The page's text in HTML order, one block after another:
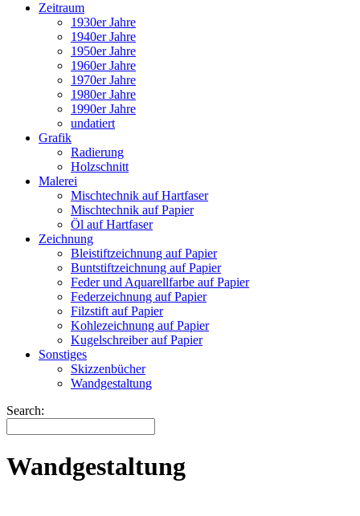
Zeitraum
1930er Jahre
1940er Jahre
1950er Jahre
1960er Jahre
1970er Jahre
1980er Jahre
1990er Jahre
undatiert
Grafik
Radierung
Holzschnitt
Malerei
Mischtechnik auf Hartfaser
Mischtechnik auf Papier
Öl auf Hartfaser
Zeichnung
Bleistiftzeichnung auf Papier
Buntstiftzeichnung auf Papier
Feder und Aquarellfarbe auf Papier
Federzeichnung auf Papier
Filzstift auf Papier
Kohlezeichnung auf Papier
Kugelschreiber auf Papier
Sonstiges
Skizzenbücher
Wandgestaltung
Search:
Wandgestaltung